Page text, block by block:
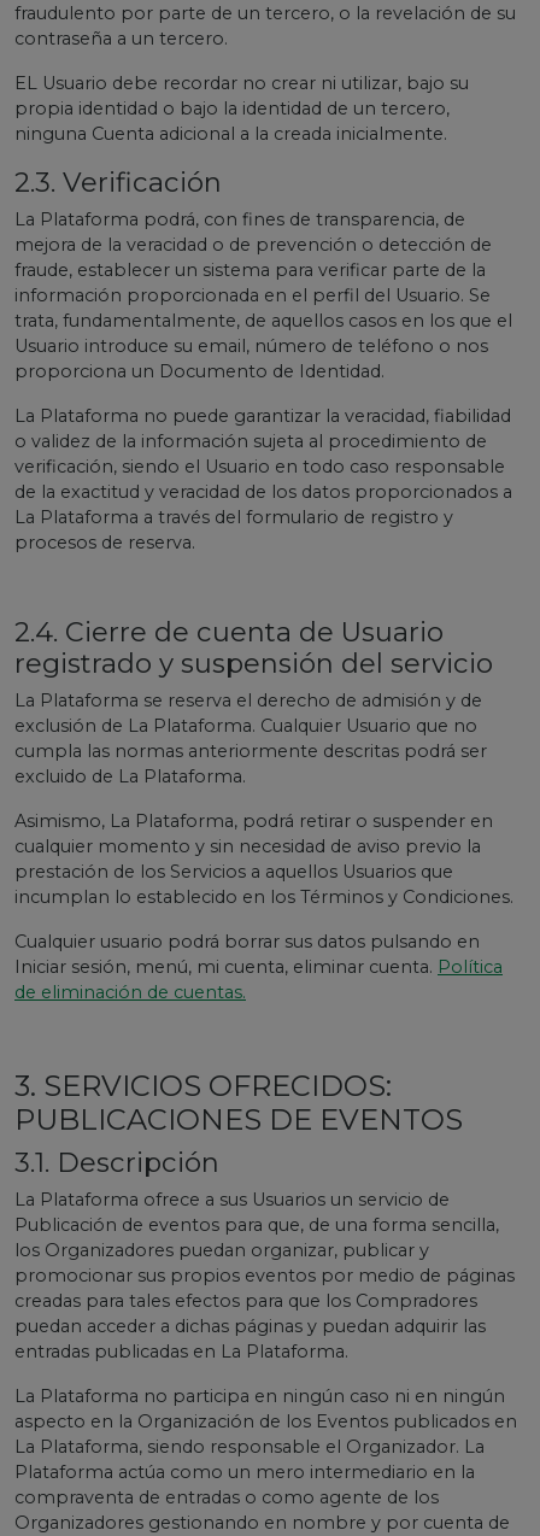
fraudulento por parte de un tercero, o la revelación de su
contraseña a un tercero.
EL Usuario debe recordar no crear ni utilizar, bajo su
propia identidad o bajo la identidad de un tercero,
ninguna Cuenta adicional a la creada inicialmente.
2.3. Verificación
La Plataforma podrá, con fines de transparencia, de
mejora de la veracidad o de prevención o detección de
fraude, establecer un sistema para verificar parte de la
información proporcionada en el perfil del Usuario. Se
trata, fundamentalmente, de aquellos casos en los que el
Usuario introduce su email, número de teléfono o nos
proporciona un Documento de Identidad.
La Plataforma no puede garantizar la veracidad, fiabilidad
o validez de la información sujeta al procedimiento de
verificación, siendo el Usuario en todo caso responsable
de la exactitud y veracidad de los datos proporcionados a
La Plataforma a través del formulario de registro y
procesos de reserva.
2.4. Cierre de cuenta de Usuario
registrado y suspensión del servicio
La Plataforma se reserva el derecho de admisión y de
exclusión de La Plataforma. Cualquier Usuario que no
cumpla las normas anteriormente descritas podrá ser
excluido de La Plataforma.
Asimismo, La Plataforma, podrá retirar o suspender en
cualquier momento y sin necesidad de aviso previo la
prestación de los Servicios a aquellos Usuarios que
incumplan lo establecido en los Términos y Condiciones.
Cualquier usuario podrá borrar sus datos pulsando en
Iniciar sesión, menú, mi cuenta, eliminar cuenta. Política
de eliminación de cuentas.
3. SERVICIOS OFRECIDOS:
PUBLICACIONES DE EVENTOS
3.1. Descripción
La Plataforma ofrece a sus Usuarios un servicio de
Publicación de eventos para que, de una forma sencilla,
los Organizadores puedan organizar, publicar y
promocionar sus propios eventos por medio de páginas
creadas para tales efectos para que los Compradores
puedan acceder a dichas páginas y puedan adquirir las
entradas publicadas en La Plataforma.
La Plataforma no participa en ningún caso ni en ningún
aspecto en la Organización de los Eventos publicados en
La Plataforma, siendo responsable el Organizador. La
Plataforma actúa como un mero intermediario en la
compraventa de entradas o como agente de los
Organizadores gestionando en nombre y por cuenta de